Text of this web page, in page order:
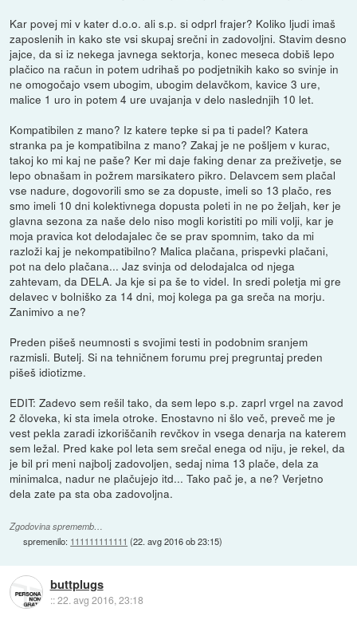
Kar povej mi v kater d.o.o. ali s.p. si odprl frajer? Koliko ljudi imaš
zaposlenih in kako ste vsi skupaj srečni in zadovoljni. Stavim desno
jajce, da si iz nekega javnega sektorja, konec meseca dobiš lepo
plačico na račun in potem udrihaš po podjetnikih kako so svinje in
ne omogočajo vsem ubogim, ubogim delavčkom, kavice 3 ure,
malice 1 uro in potem 4 ure uvajanja v delo naslednjih 10 let.
Kompatibilen z mano? Iz katere tepke si pa ti padel? Katera
stranka pa je kompatibilna z mano? Zakaj je ne pošljem v kurac,
takoj ko mi kaj ne paše? Ker mi daje faking denar za preživetje, se
lepo obnašam in požrem marsikatero pikro. Delavcem sem plačal
vse nadure, dogovorili smo se za dopuste, imeli so 13 plačo, res
smo imeli 10 dni kolektivnega dopusta poleti in ne po željah, ker je
glavna sezona za naše delo niso mogli koristiti po mili volji, kar je
moja pravica kot delodajalec če se prav spomnim, tako da mi
razloži kaj je nekompatibilno? Malica plačana, prispevki plačani,
pot na delo plačana... Jaz svinja od delodajalca od njega
zahtevam, da DELA. Ja kje si pa še to videl. In sredi poletja mi gre
delavec v bolniško za 14 dni, moj kolega pa ga sreča na morju.
Zanimivo a ne?
Preden pišeš neumnosti s svojimi testi in podobnim sranjem
razmisli. Butelj. Si na tehničnem forumu prej pregruntaj preden
pišeš idiotizme.
EDIT: Zadevo sem rešil tako, da sem lepo s.p. zaprl vrgel na zavod
2 človeka, ki sta imela otroke. Enostavno ni šlo več, preveč me je
vest pekla zaradi izkoriščanih revčkov in vsega denarja na katerem
sem ležal. Pred kake pol leta sem srečal enega od niju, je rekel, da
je bil pri meni najbolj zadovoljen, sedaj nima 13 plače, dela za
minimalca, nadur ne plačujejo itd... Tako pač je, a ne? Verjetno
dela zate pa sta oba zadovoljna.
Zgodovina sprememb…
spremenilo: 111111111111 (22. avg 2016 ob 23:15)
buttplugs
::22. avg 2016, 23:18